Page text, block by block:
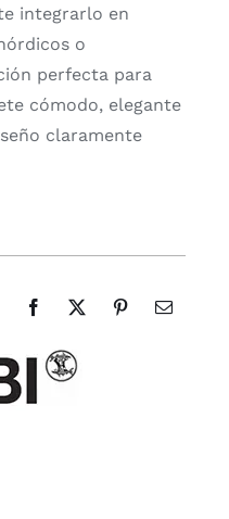
integrarlo en
o
perfecta para
cómodo, elegante
claramente